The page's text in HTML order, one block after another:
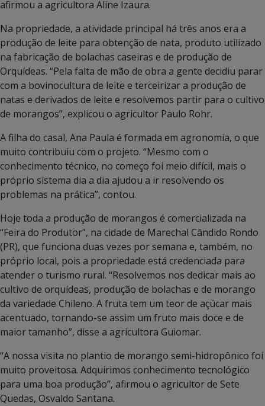
afirmou a agricultora Aline Izaura.
Na propriedade, a atividade principal há três anos era a
produção de leite para obtenção de nata, produto utilizado
na fabricação de bolachas caseiras e de produção de
Orquídeas. “Pela falta de mão de obra a gente decidiu parar
com a bovinocultura de leite e terceirizar a produção de
natas e derivados de leite e resolvemos partir para o cultivo
de morangos”, explicou o agricultor Paulo Rohr.
A filha do casal, Ana Paula é formada em agronomia, o que
muito contribuiu com o projeto. “Mesmo com o
conhecimento técnico, no começo foi meio difícil, mais o
próprio sistema dia a dia ajudou a ir resolvendo os
problemas na prática”, contou.
Hoje toda a produção de morangos é comercializada na
“Feira do Produtor”, na cidade de Marechal Cândido Rondo
(PR), que funciona duas vezes por semana e, também, no
próprio local, pois a propriedade está credenciada para
atender o turismo rural. “Resolvemos nos dedicar mais ao
cultivo de orquídeas, produção de bolachas e de morango
da variedade Chileno. A fruta tem um teor de açúcar mais
acentuado, tornando-se assim um fruto mais doce e de
maior tamanho”, disse a agricultora Guiomar.
“A nossa visita no plantio de morango semi-hidropônico foi
muito proveitosa. Adquirimos conhecimento tecnológico
para uma boa produção”, afirmou o agricultor de Sete
Quedas, Osvaldo Santana.